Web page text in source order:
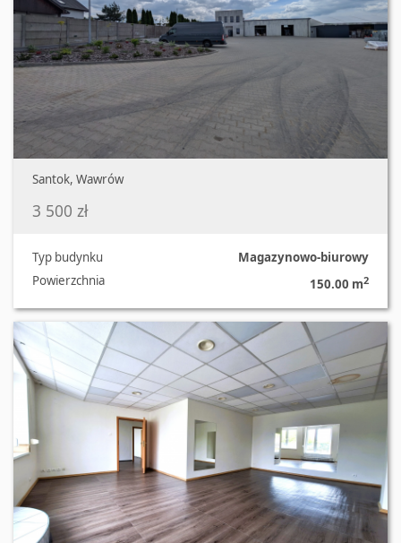
Santok, Wawrów
3 500 zł
Typ budynku
Magazynowo-biurowy
Powierzchnia
150.00 m2